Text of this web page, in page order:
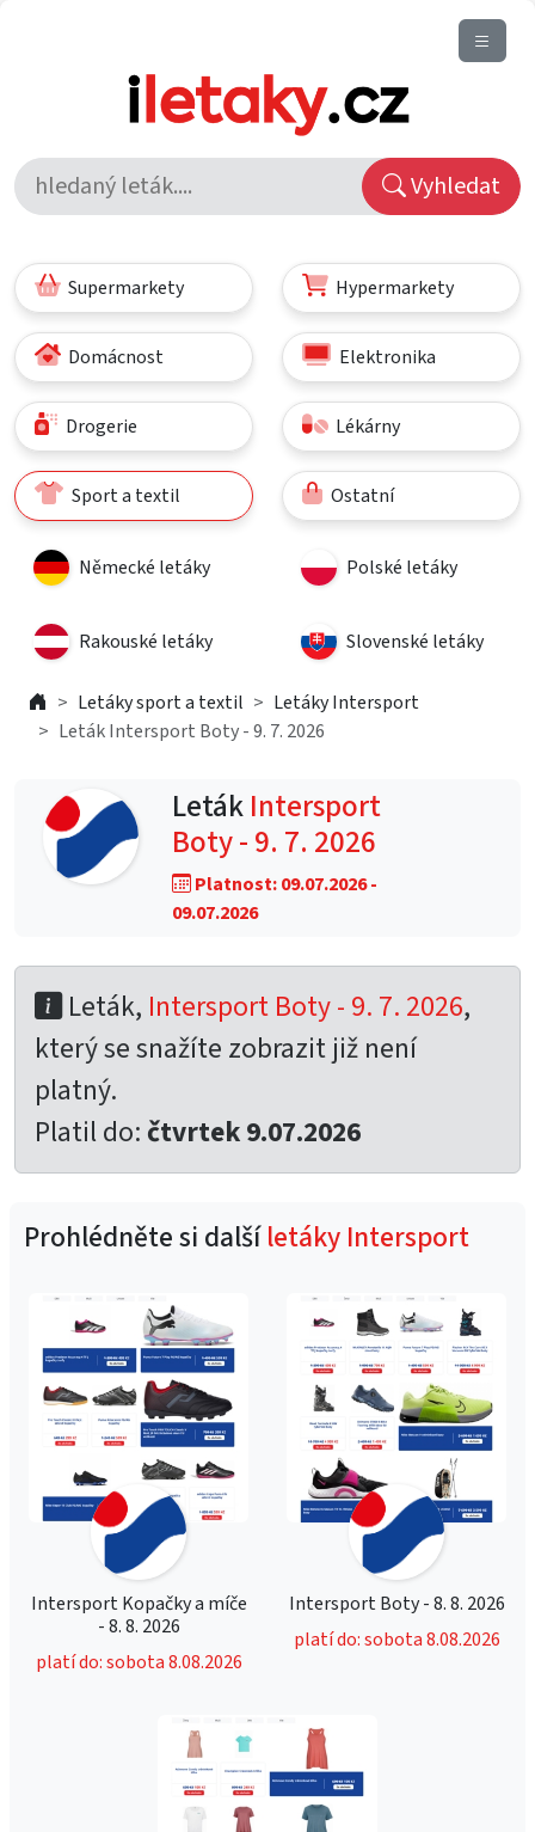
Vyhledat
Supermarkety Hypermarkety
Domácnost Elektronika
Drogerie Lékárny
Sport a textil Ostatní
Německé letáky Polské letáky
Rakouské letáky Slovenské letáky
Letáky sport a textil
Letáky Intersport
Leták Intersport Boty - 9. 7. 2026
LetákIntersport
Boty - 9. 7. 2026
Platnost: 09.07.2026 -
09.07.2026
Leták, Intersport Boty - 9. 7. 2026,
který se snažíte zobrazit již není
platný.
Platil do: čtvrtek 9.07.2026
Prohlédněte si dalšíletáky Intersport
Intersport Kopačky a míče
- 8. 8. 2026
platí do: sobota 8.08.2026
Intersport Boty - 8. 8. 2026
platí do: sobota 8.08.2026